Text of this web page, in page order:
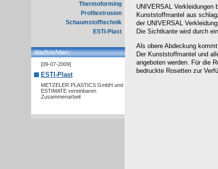
Thermoforming
Profilextrusion
Schaumstofftechnik
ESTI-Plast
[09-07-2009]
ESTI-Plast
METZELER PLASTICS GmbH und
ESTIMATE vereinbaren
Zusammenarbeit
UNIVERSAL Verkleidungen
Kunststoffmantel aus
der UNIVERSAL
Die Sichtkante wird durch
Als obere Abdeckung
Der Kunststoffmantel und
angeboten werden. Für die
bedruckte Rosetten zur